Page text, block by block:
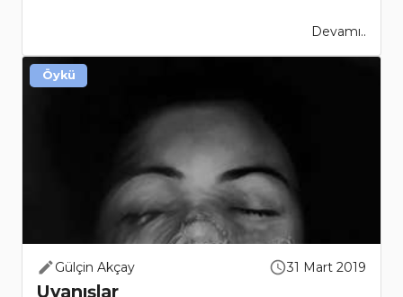
Devamı..
Gülçin Akçay 31 Mart 2019
Uyanışlar
Öykü